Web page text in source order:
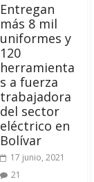
Entregan
más 8 mil
uniformes y
120
herramienta
s a fuerza
trabajadora
del sector
eléctrico en
Bolívar
17 junio, 2021
21